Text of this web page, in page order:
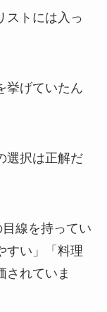
ストには入っ
挙げていたん
選択は正解だ
線を持ってい
すい」「料理
されていま